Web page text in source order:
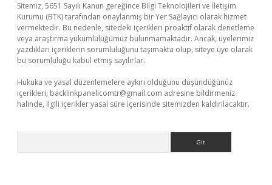
Sitemiz, 5651 Sayılı Kanun gereğince Bilgi Teknolojileri ve İletişim
Kurumu (BTK) tarafından onaylanmış bir Yer Sağlayıcı olarak hizmet
vermektedir. Bu nedenle, sitedeki içerikleri proaktif olarak denetleme
veya araştırma yükümlülüğümüz bulunmamaktadır. Ancak, üyelerimiz
yazdıkları içeriklerin sorumluluğunu taşımakta olup, siteye üye olarak
bu sorumluluğu kabul etmiş sayılırlar.
Hukuka ve yasal düzenlemelere aykırı olduğunu düşündüğünüz
içerikleri, backlinkpanelicomtr@gmail.com adresine bildirmeniz
halinde, ilgili içerikler yasal süre içerisinde sitemizden kaldırılacaktır.